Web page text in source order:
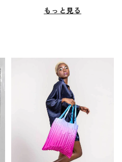
もっと見る